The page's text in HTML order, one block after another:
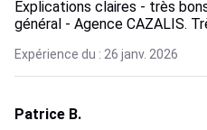
Explications claires - très
général - Agence CAZALIS.
Expérience du : 26 janv. 2026
Patrice B.